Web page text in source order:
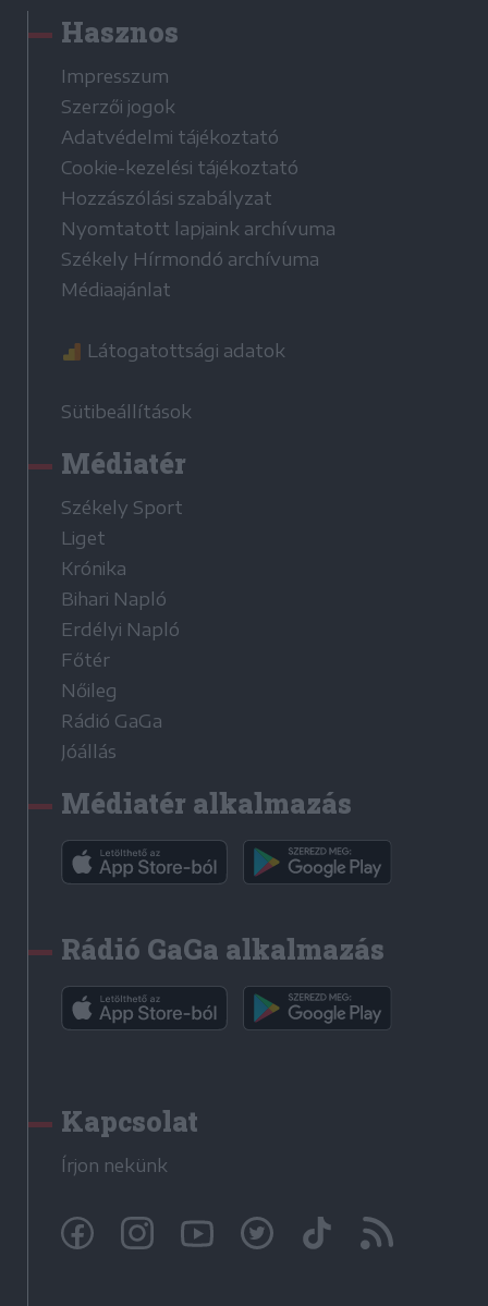
Hasznos
Impresszum
Szerzői jogok
Adatvédelmi tájékoztató
Cookie-kezelési tájékoztató
Hozzászólási szabályzat
Nyomtatott lapjaink archívuma
Székely Hírmondó archívuma
Médiaajánlat
Látogatottsági adatok
Sütibeállítások
Médiatér
Székely Sport
Liget
Krónika
Bihari Napló
Erdélyi Napló
Főtér
Nőileg
Rádió GaGa
Jóállás
Médiatér alkalmazás
Rádió GaGa alkalmazás
Kapcsolat
Írjon nekünk